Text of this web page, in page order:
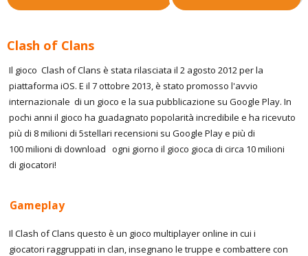
Clash of Clans
Il gioco Clash of Clans è stata rilasciata il 2 agosto 2012 per la
piattaforma iOS. E il 7 ottobre 2013, è stato promosso l'avvio
internazionale di un gioco e la sua pubblicazione su Google Play. In
pochi anni il gioco ha guadagnato popolarità incredibile e ha ricevuto
più di 8 milioni di 5stellari recensioni su Google Play e più di
100 milioni di download ogni giorno il gioco gioca di circa 10 milioni
di giocatori!
Gameplay
Il Clash of Clans questo è un gioco multiplayer online in cui i
giocatori raggruppati in clan, insegnano le truppe e combattere con